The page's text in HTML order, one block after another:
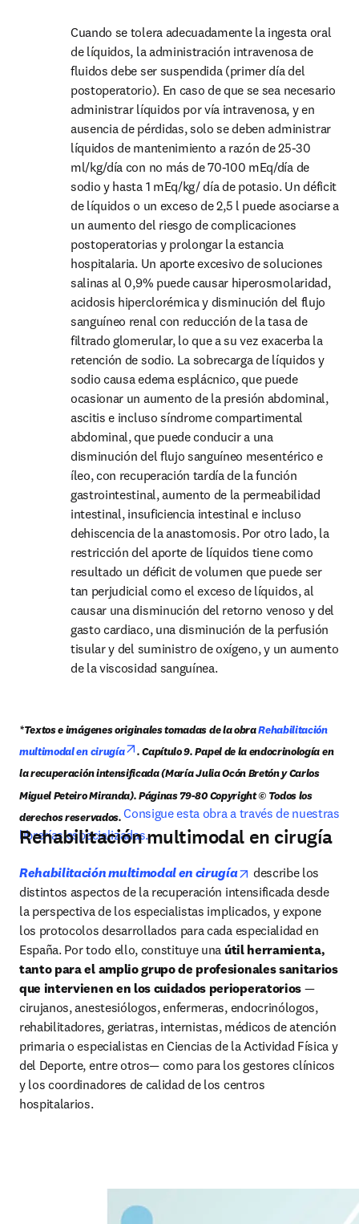
Cuando se tolera adecuadamente la ingesta oral
de líquidos, la administración intravenosa de
fluidos debe ser suspendida (primer día del
postoperatorio). En caso de que se sea necesario
administrar líquidos por vía intravenosa, y en
ausencia de pérdidas, solo se deben administrar
líquidos de mantenimiento a razón de 25-30
ml/kg/día con no más de 70-100 mEq/día de
sodio y hasta 1 mEq/kg/ día de potasio. Un déficit
de líquidos o un exceso de 2,5 l puede asociarse a
un aumento del riesgo de complicaciones
postoperatorias y prolongar la estancia
hospitalaria. Un aporte excesivo de soluciones
salinas al 0,9% puede causar hiperosmolaridad,
acidosis hiperclorémica y disminución del flujo
sanguíneo renal con reducción de la tasa de
filtrado glomerular, lo que a su vez exacerba la
retención de sodio. La sobrecarga de líquidos y
sodio causa edema esplácnico, que puede
ocasionar un aumento de la presión abdominal,
ascitis e incluso síndrome compartimental
abdominal, que puede conducir a una
disminución del flujo sanguíneo mesentérico e
íleo, con recuperación tardía de la función
gastrointestinal, aumento de la permeabilidad
intestinal, insuficiencia intestinal e incluso
dehiscencia de la anastomosis. Por otro lado, la
restricción del aporte de líquidos tiene como
resultado un déficit de volumen que puede ser
tan perjudicial como el exceso de líquidos, al
causar una disminución del retorno venoso y del
gasto cardiaco, una disminución de la perfusión
tisular y del suministro de oxígeno, y un aumento
de la viscosidad sanguínea.
*Textos e imágenes originales tomadas de la obra Rehabilitación
multimodal en cirugía
opens in new tab/window
. Capítulo 9. Papel de la endocrinología en
la recuperación intensificada (María Julia Ocón Bretón y Carlos
Miguel Peteiro Miranda). Páginas 79-80 Copyright © Todos los
derechos reservados. Consigue esta obra a través de nuestras
librerías especializadas.
Rehabilitación multimodal en cirugía
Rehabilitación multimodal en cirugía opens in new tab/
describe los
distintos aspectos de la recupera­ción intensificada desde
la perspectiva de los especialistas implicados, y expone
los protocolos desarrollados para cada especialidad en
España. Por todo ello, constitu­ye una útil herramienta,
tanto para el amplio grupo de profesionales sanitarios
que intervienen en los cuidados perioperatorios —
cirujanos, anestesiólogos, enfermeras, endocrinólogos,
rehabilitadores, geriatras, internistas, médicos de atención
primaria o especialistas en Ciencias de la Actividad Física y
del Deporte, entre otros— como para los gestores clínicos
y los coordinadores de calidad de los centros
hospitalarios.